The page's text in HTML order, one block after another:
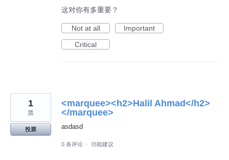
这对你有多重要？
Not at all
Important
Critical
<marquee><h2>Halil Ahmad</h2>
</marquee>
asdasd
1
票
投票
0 条评论 · 功能建议